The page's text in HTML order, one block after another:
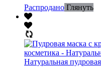
Распродано Глянуть
Натуральная